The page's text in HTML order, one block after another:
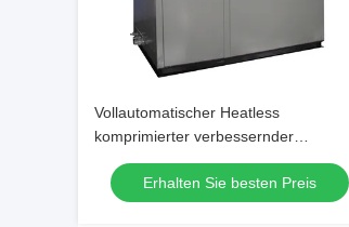
Vollautomatischer Heatless
komprimierter verbessernder
trocknender Trockner
Erhalten Sie besten Preis